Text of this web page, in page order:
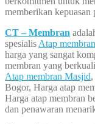
memberikan kepuasan
CT – Membran
spesialis Atap membran
harga yang sangat
membran yang
Atap membran Masjid
Bogor, Harga atap
Harga atap membran
dan penawaran